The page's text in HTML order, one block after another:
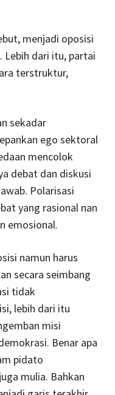
menjadi oposisi
Lebih dari itu, partai
terstruktur,
sekadar
ego sektoral
mencolok
debat dan diskusi
Polarisasi
yang rasional nan
emosional.
namun harus
secara seimbang
tidak
lebih dari itu
misi
Benar apa
pidato
mulia. Bahkan